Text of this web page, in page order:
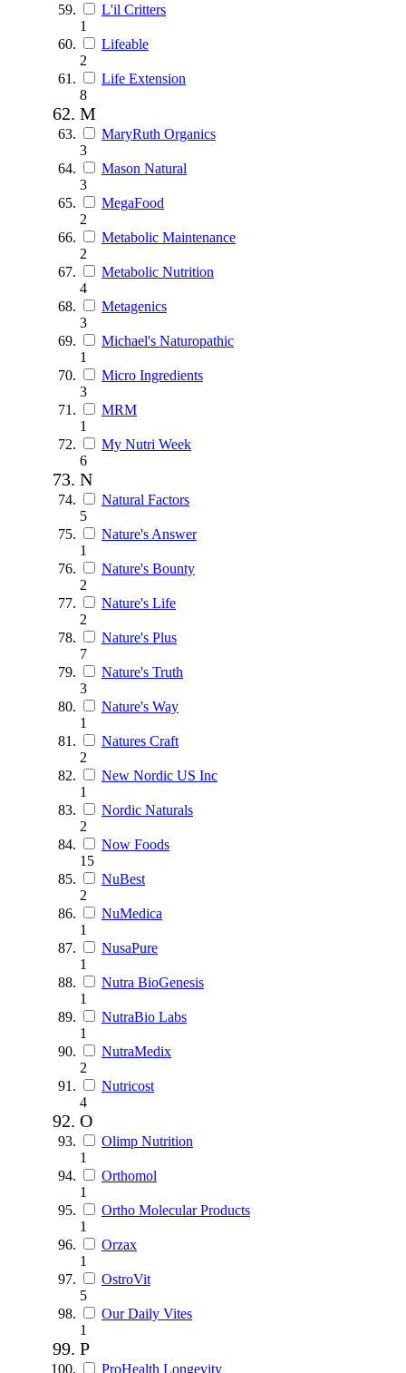
L'il Critters
1
Lifeable
2
Life Extension
8
M
MaryRuth Organics
3
Mason Natural
3
MegaFood
2
Metabolic Maintenance
2
Metabolic Nutrition
4
Metagenics
3
Michael's Naturopathic
1
Micro Ingredients
3
MRM
1
My Nutri Week
6
N
Natural Factors
5
Nature's Answer
1
Nature's Bounty
2
Nature's Life
2
Nature's Plus
7
Nature's Truth
3
Nature's Way
1
Natures Craft
2
New Nordic US Inc
1
Nordic Naturals
2
Now Foods
15
NuBest
2
NuMedica
1
NusaPure
1
Nutra BioGenesis
1
NutraBio Labs
1
NutraMedix
2
Nutricost
4
O
Olimp Nutrition
1
Orthomol
1
Ortho Molecular Products
1
Orzax
1
OstroVit
5
Our Daily Vites
1
P
ProHealth Longevity